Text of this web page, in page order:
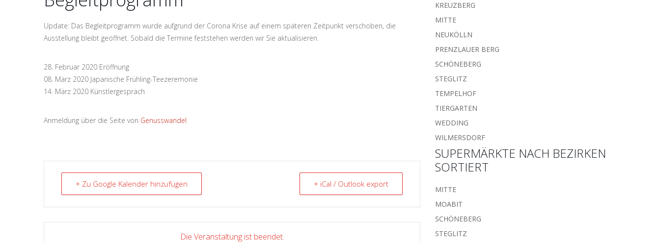
Update: Das Begleitprogramm wurde aufgrund der Corona Krise auf einem späteren Zeitpunkt verschoben, die
Ausstellung bleibt geöffnet. Sobald die Termine feststehen werden wir Sie aktualisieren.
28. Februar 2020 Eröffnung
08. März 2020 Japanische Frühling-Teezeremonie
14. März 2020 Künstlergespräch
Anmeldung über die Seite von Genusswandel
+ Zu Google Kalender hinzufügen + iCal / Outlook export
Die Veranstaltung ist beendet.
KREUZBERG
MITTE
NEUKÖLLN
PRENZLAUER BERG
SCHÖNEBERG
STEGLITZ
TEMPELHOF
TIERGARTEN
WEDDING
WILMERSDORF
SUPERMÄRKTE NACH BEZIRKEN
SORTIERT
MITTE
MOABIT
SCHÖNEBERG
STEGLITZ